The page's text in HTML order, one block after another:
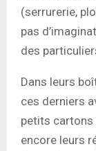
(serrurerie,
pas
des
Dans leurs
ces derniers
petits cartons
encore leurs